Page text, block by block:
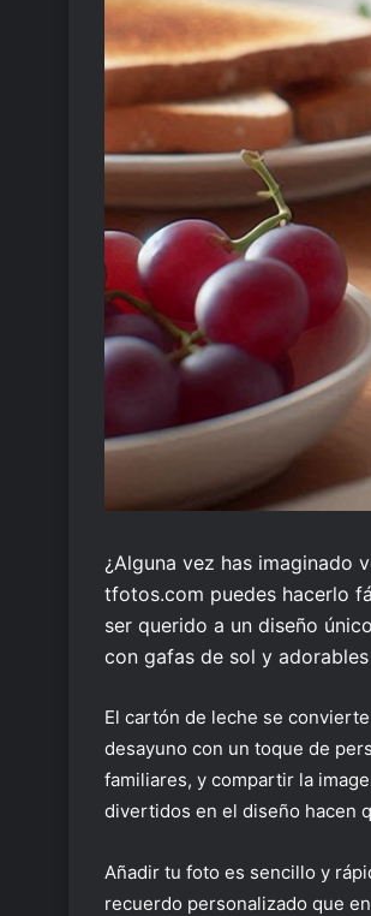
¿Alguna vez has imaginado
tfotos.com puedes hacerlo
ser querido a un diseño
con gafas de sol y
El cartón de leche se
desayuno con un toque de
familiares, y compartir la
divertidos en el diseño hacen
Añadir tu foto es sencillo y
recuerdo personalizado que